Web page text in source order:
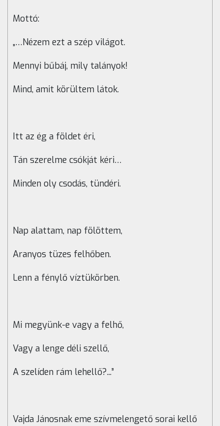
Mottó:
„…Nézem ezt a szép világot.
Mennyi bűbáj, mily talányok!
Mind, amit körültem látok.
Itt az ég a földet éri,
Tán szerelme csókját kéri…
Minden oly csodás, tündéri.
Nap alattam, nap fölöttem,
Aranyos tüzes felhőben.
Lenn a fénylő víztükörben.
Mi megyünk-e vagy a felhő,
Vagy a lenge déli szellő,
A szelíden rám lehellő?...”
Vajda Jánosnak eme szívmelengető sorai kellő